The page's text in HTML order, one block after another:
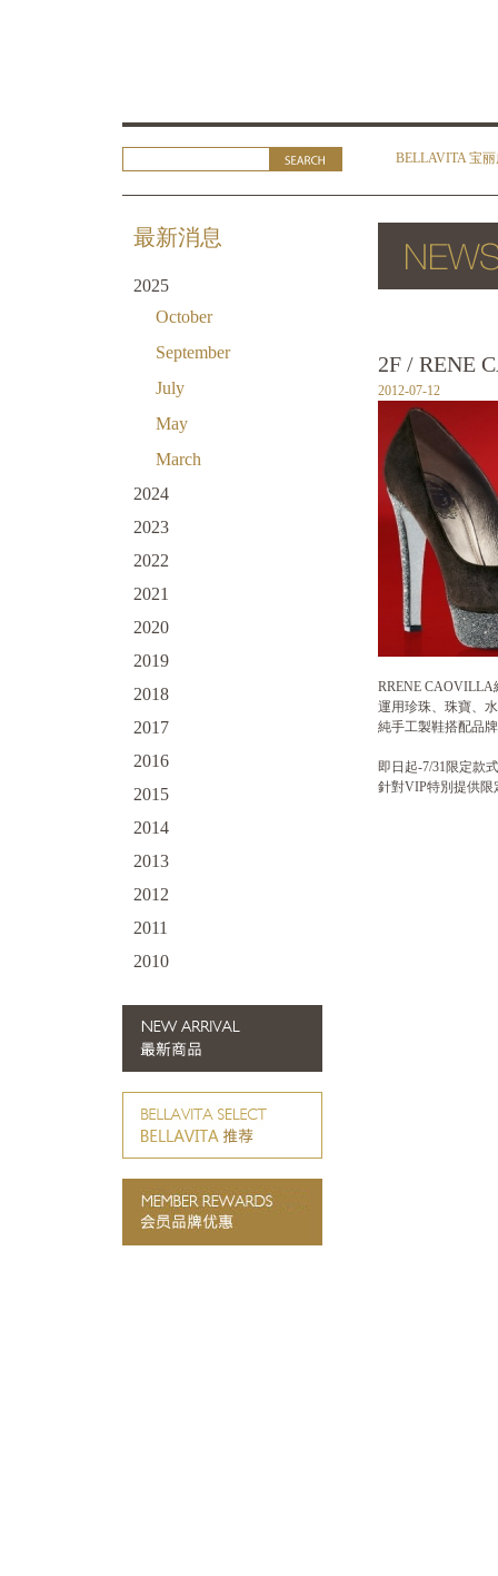
BELLAVITA 宝
最新消息
2025
October
September
July
May
March
2024
2023
2022
2021
2020
2019
2018
2017
2016
2015
2014
2013
2012
2011
2010
2F / RENE
2012-07-12
RRENE
運用珍珠、珠寶、
純手工製鞋搭配品
即日起-7/31限定款
針對VIP特別提供限